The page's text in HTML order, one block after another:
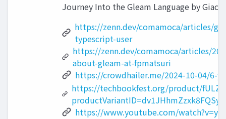
Journey Into the Gleam Language by
https://zenn.dev/comamoca/articles/
typescript-user
https://zenn.dev/comamoca/articles/
about-gleam-at-fpmatsuri
https://crowdhailer.me/2024-10-04/6-
https://techbookfest.org/product/
https://www.youtube.com/